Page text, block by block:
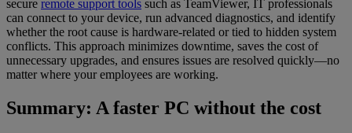
secure remote support tools such as TeamViewer, IT professionals
can connect to your device, run advanced diagnostics, and identify
whether the root cause is hardware-related or tied to hidden system
conflicts. This approach minimizes downtime, saves the cost of
unnecessary upgrades, and ensures issues are resolved quickly—no
matter where your employees are working.
Summary: A faster PC without the cost